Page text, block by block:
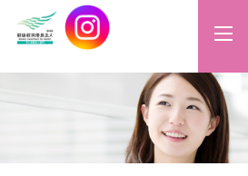
JobLinks